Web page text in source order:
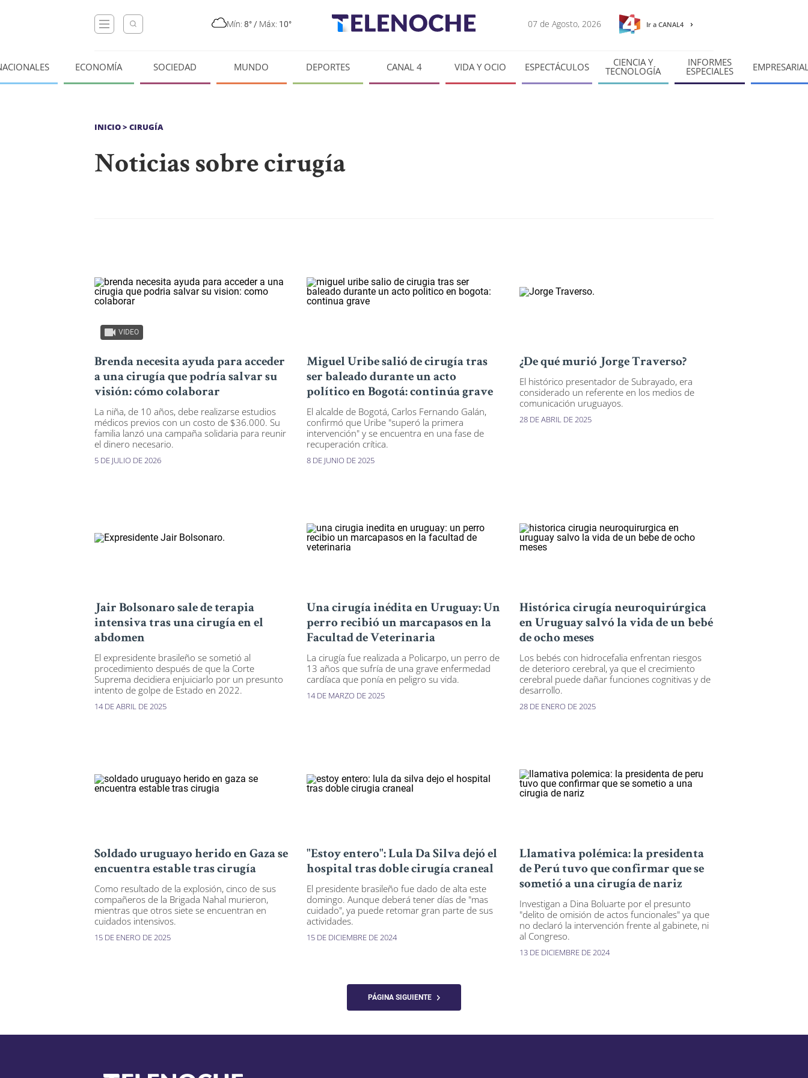
Mín: 8° / Máx: 10° 07 de Agosto, 2026 Ir a CANAL4
ECONOMÍA SOCIEDAD MUNDO DEPORTES CANAL 4 VIDA Y OCIO ESPECTÁCULOS CIENCIA Y
TECNOLOGÍA
INFORMES
ESPECIALES
INICIO> CIRUGÍA
Noticias sobre cirugía
VIDEO
Brenda necesita ayuda para acceder
a una cirugía que podría salvar su
visión: cómo colaborar
La niña, de 10 años, debe realizarse estudios
médicos previos con un costo de $36.000. Su
familia lanzó una campaña solidaria para reunir
el dinero necesario.
5 DE JULIO DE 2026
Miguel Uribe salió de cirugía tras
ser baleado durante un acto
político en Bogotá: continúa grave
El alcalde de Bogotá, Carlos Fernando Galán,
confirmó que Uribe "superó la primera
intervención" y se encuentra en una fase de
recuperación crítica.
8 DE JUNIO DE 2025
¿De qué murió Jorge Traverso?
El histórico presentador de Subrayado, era
considerado un referente en los medios de
comunicación uruguayos.
28 DE ABRIL DE 2025
Jair Bolsonaro sale de terapia
intensiva tras una cirugía en el
abdomen
El expresidente brasileño se sometió al
procedimiento después de que la Corte
Suprema decidiera enjuiciarlo por un presunto
intento de golpe de Estado en 2022.
14 DE ABRIL DE 2025
Una cirugía inédita en Uruguay: Un
perro recibió un marcapasos en la
Facultad de Veterinaria
La cirugía fue realizada a Policarpo, un perro de
13 años que sufría de una grave enfermedad
cardíaca que ponía en peligro su vida.
14 DE MARZO DE 2025
Histórica cirugía neuroquirúrgica
en Uruguay salvó la vida de un bebé
de ocho meses
Los bebés con hidrocefalia enfrentan riesgos
de deterioro cerebral, ya que el crecimiento
cerebral puede dañar funciones cognitivas y de
desarrollo.
28 DE ENERO DE 2025
Soldado uruguayo herido en Gaza se
encuentra estable tras cirugía
Como resultado de la explosión, cinco de sus
compañeros de la Brigada Nahal murieron,
mientras que otros siete se encuentran en
cuidados intensivos.
15 DE ENERO DE 2025
"Estoy entero": Lula Da Silva dejó el
hospital tras doble cirugía craneal
El presidente brasileño fue dado de alta este
domingo. Aunque deberá tener días de "mas
cuidado", ya puede retomar gran parte de sus
actividades.
15 DE DICIEMBRE DE 2024
Llamativa polémica: la presidenta
de Perú tuvo que confirmar que se
sometió a una cirugía de nariz
Investigan a Dina Boluarte por el presunto
"delito de omisión de actos funcionales" ya que
no declaró la intervención frente al gabinete, ni
al Congreso.
13 DE DICIEMBRE DE 2024
PÁGINA SIGUIENTE